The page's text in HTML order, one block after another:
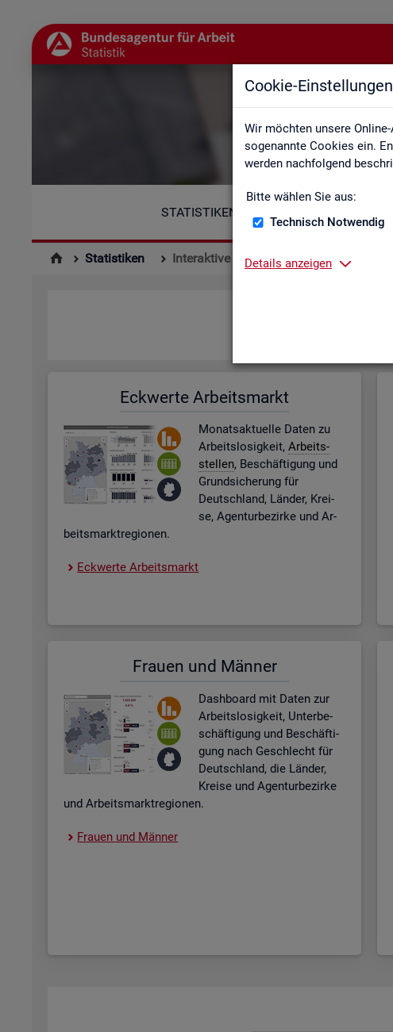
Cookie-Einstellungen
Wir möchten unsere
sogenannte Cookies ein.
werden nachfolgend
Bitte wählen Sie aus:
Technisch Notwendig
Details anzeigen
STATISTIKEN
Statistiken Interaktive Statistiken
Eck­wer­te Ar­beits­markt
Mo­nats­ak­tu­el­le Daten zu
Ar­beits­lo­sig­keit,Ar­beits­
stel­len, Be­schäf­ti­gung und
Grund­si­che­rung für
Deutsch­land, Län­der, Krei­
se, Agen­tur­be­zir­ke und Ar­
beits­markt­re­gio­nen.
Eck­wer­te Ar­beits­markt
Frau­en und Män­ner
Dash­board mit Daten zur
Ar­beits­lo­sig­keit, Un­ter­be­
schäf­ti­gung und Be­schäf­ti­
gung nach Ge­schlecht für
Deutsch­land, die Län­der,
Krei­se und Agen­tur­be­zir­ke
und Ar­beits­markt­re­gio­nen.
Frau­en und Män­ner